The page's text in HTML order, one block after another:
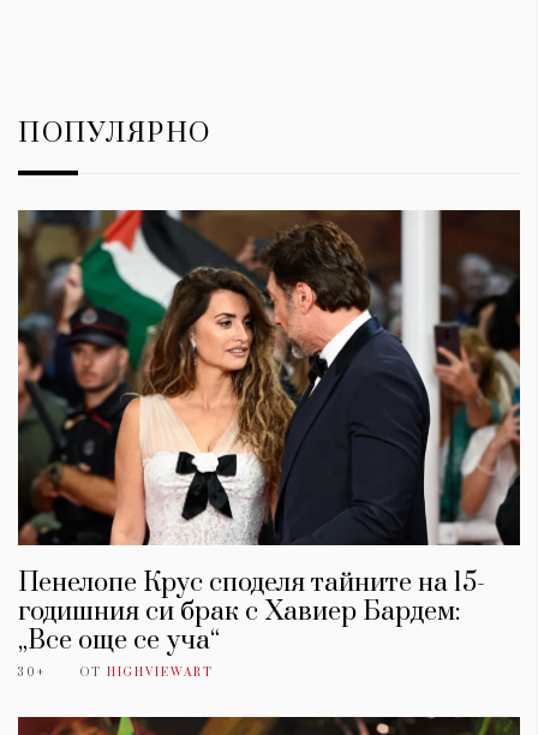
ПОПУЛЯРНО
Пенелопе Крус споделя тайните на 15-
годишния си брак с Хавиер Бардем:
„Все още се уча“
30+ ОТ HIGHVIEWART